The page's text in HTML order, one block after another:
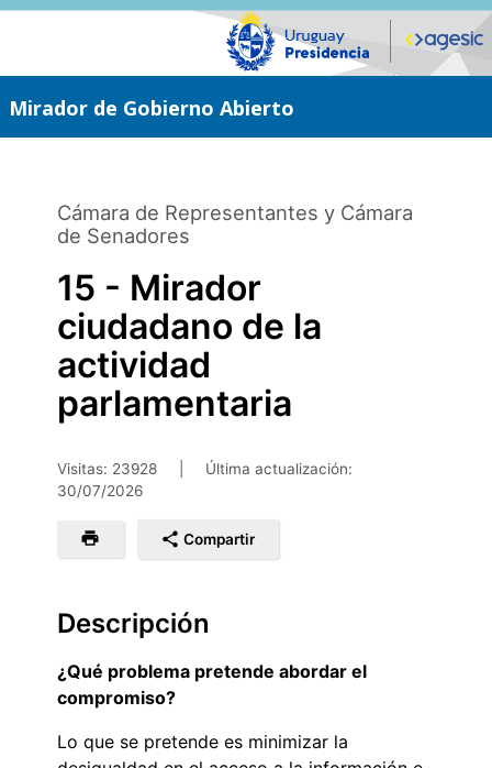
Saltar
Mirador de Gobierno Abierto
Cámara de Representantes y Cámara
de Senadores
15 - Mirador
ciudadano de la
actividad
parlamentaria
Visitas: 23928
Última actualización:
30/07/2026
Compartir
Descripción
¿Qué problema pretende abordar el
compromiso?
Lo que se pretende es minimizar la